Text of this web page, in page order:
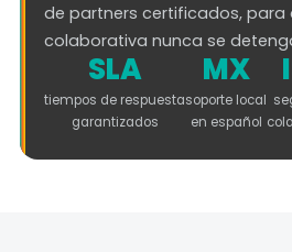
de partners certificados, para
colaborativa nunca se
SLA
tiempos de respuesta
garantizados
MX
soporte local
en español